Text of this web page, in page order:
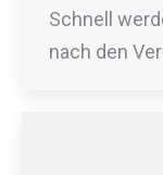
Schnell
nach den